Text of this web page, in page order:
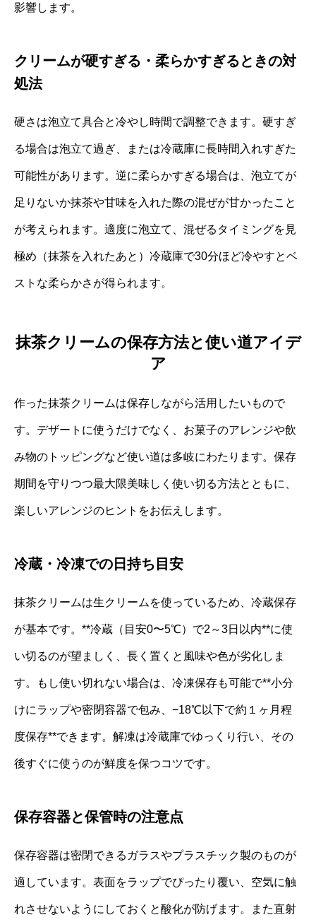
影響します。
クリームが硬すぎる・柔らかすぎるときの対
処法
硬さは泡立て具合と冷やし時間で調整できます。硬すぎ
る場合は泡立て過ぎ、または冷蔵庫に長時間入れすぎた
可能性があります。逆に柔らかすぎる場合は、泡立てが
足りないか抹茶や甘味を入れた際の混ぜが甘かったこと
が考えられます。適度に泡立て、混ぜるタイミングを見
極め（抹茶を入れたあと）冷蔵庫で30分ほど冷やすとベ
ストな柔らかさが得られます。
抹茶クリームの保存方法と使い道アイデ
ア
作った抹茶クリームは保存しながら活用したいもので
す。デザートに使うだけでなく、お菓子のアレンジや飲
み物のトッピングなど使い道は多岐にわたります。保存
期間を守りつつ最大限美味しく使い切る方法とともに、
楽しいアレンジのヒントをお伝えします。
冷蔵・冷凍での日持ち目安
抹茶クリームは生クリームを使っているため、冷蔵保存
が基本です。**冷蔵（目安0〜5℃）で2～3日以内**に使
い切るのが望ましく、長く置くと風味や色が劣化しま
す。もし使い切れない場合は、冷凍保存も可能で**小分
けにラップや密閉容器で包み、−18℃以下で約１ヶ月程
度保存**できます。解凍は冷蔵庫でゆっくり行い、その
後すぐに使うのが鮮度を保つコツです。
保存容器と保管時の注意点
保存容器は密閉できるガラスやプラスチック製のものが
適しています。表面をラップでぴったり覆い、空気に触
れさせないようにしておくと酸化が防げます。また直射